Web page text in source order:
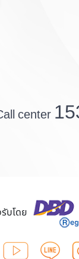
center
บโดย